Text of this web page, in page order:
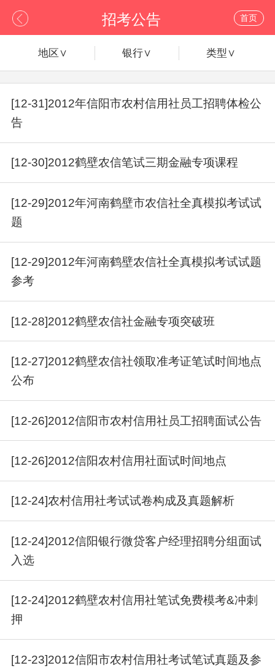
招考公告 首页
地区∨ 银行∨ 类型∨
[12-31]2012年信阳市农村信用社员工招聘体检公
告
[12-30]2012鹤壁农信笔试三期金融专项课程
[12-29]2012年河南鹤壁市农信社全真模拟考试试
题
[12-29]2012年河南鹤壁农信社全真模拟考试试题
参考
[12-28]2012鹤壁农信社金融专项突破班
[12-27]2012鹤壁农信社领取准考证笔试时间地点
公布
[12-26]2012信阳市农村信用社员工招聘面试公告
[12-26]2012信阳农村信用社面试时间地点
[12-24]农村信用社考试试卷构成及真题解析
[12-24]2012信阳银行微贷客户经理招聘分组面试
入选
[12-24]2012鹤壁农村信用社笔试免费模考&冲刺
押
[12-23]2012信阳市农村信用社考试笔试真题及参